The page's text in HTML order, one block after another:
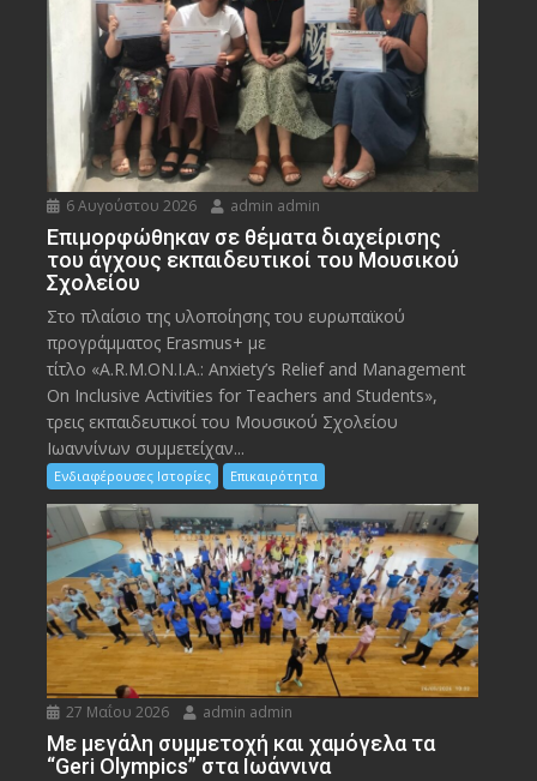
6 Αυγούστου 2026 admin admin
Eπιμορφώθηκαν σε θέματα διαχείρισης
του άγχους εκπαιδευτικοί του Μουσικού
Σχολείου
Στο πλαίσιο της υλοποίησης του ευρωπαϊκού
προγράμματος Erasmus+ με
τίτλο «A.R.M.ON.I.A.: Anxiety’s Relief and Management
On Inclusive Activities for Teachers and Students»,
τρεις εκπαιδευτικοί του Μουσικού Σχολείου
Ιωαννίνων συμμετείχαν...
Ενδιαφέρουσες Ιστορίες Επικαιρότητα
27 Μαΐου 2026 admin admin
Με μεγάλη συμμετοχή και χαμόγελα τα
“Geri Olympics” στα Ιωάννινα